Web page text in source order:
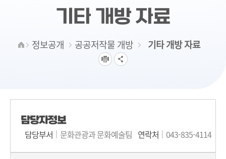
기타 개방 자료
정보공개 공공저작물 개방 기타 개방 자료
담당자정보
담당부서
문화관광과 문화예술팀 연락처 043-835-4114